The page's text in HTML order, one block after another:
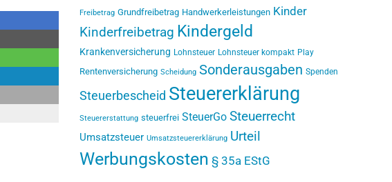
Freibetrag Grundfreibetrag Handwerkerleistungen Kinder
Kinderfreibetrag Kindergeld
Krankenversicherung Lohnsteuer Lohnsteuer kompakt Play
Rentenversicherung Scheidung Sonderausgaben Spenden
Steuerbescheid Steuererklärung
Steuererstattung steuerfrei SteuerGo Steuerrecht
Umsatzsteuer Umsatzsteuererklärung Urteil
Werbungskosten § 35a EStG